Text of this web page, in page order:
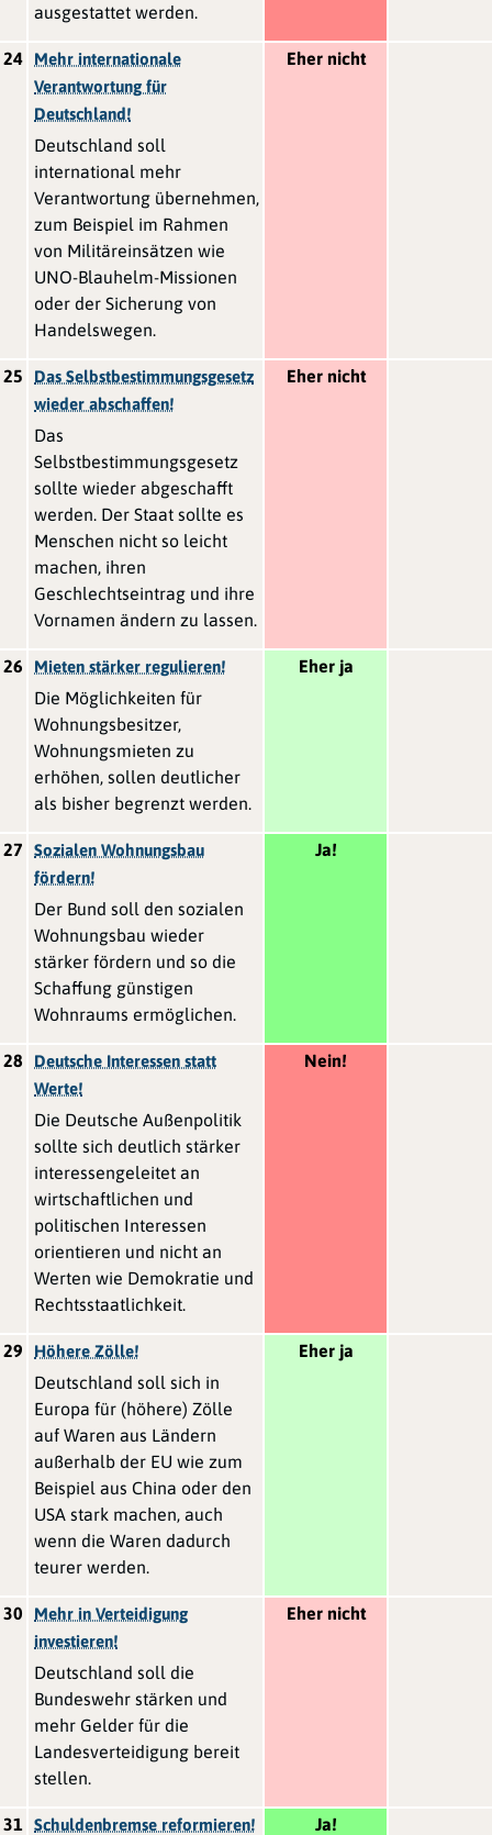
ausgestattet werden.
24
Mehr internationale
Verantwortung für
Deutschland!
Deutschland soll
international mehr
Verantwortung übernehmen,
zum Beispiel im Rahmen
von Militäreinsätzen wie
UNO-Blauhelm-Missionen
oder der Sicherung von
Handelswegen.
Eher nicht
25
Das Selbstbestimmungsgesetz
wieder abschaffen!
Das
Selbstbestimmungsgesetz
sollte wieder abgeschafft
werden. Der Staat sollte es
Menschen nicht so leicht
machen, ihren
Geschlechtseintrag und ihre
Vornamen ändern zu lassen.
Eher nicht
26 Mieten stärker regulieren!
Die Möglichkeiten für
Wohnungsbesitzer,
Wohnungsmieten zu
erhöhen, sollen deutlicher
als bisher begrenzt werden.
Eher ja
27
Sozialen Wohnungsbau
fördern!
Der Bund soll den sozialen
Wohnungsbau wieder
stärker fördern und so die
Schaffung günstigen
Wohnraums ermöglichen.
Ja!
28
Deutsche Interessen statt
Werte!
Die Deutsche Außenpolitik
sollte sich deutlich stärker
interessengeleitet an
wirtschaftlichen und
politischen Interessen
orientieren und nicht an
Werten wie Demokratie und
Rechtsstaatlichkeit.
Nein!
29 Höhere Zölle!
Deutschland soll sich in
Europa für (höhere) Zölle
auf Waren aus Ländern
außerhalb der EU wie zum
Beispiel aus China oder den
USA stark machen, auch
wenn die Waren dadurch
teurer werden.
Eher ja
30
Mehr in Verteidigung
investieren!
Deutschland soll die
Bundeswehr stärken und
mehr Gelder für die
Landesverteidigung bereit
stellen.
Eher nicht
31 Schuldenbremse reformieren! Ja!